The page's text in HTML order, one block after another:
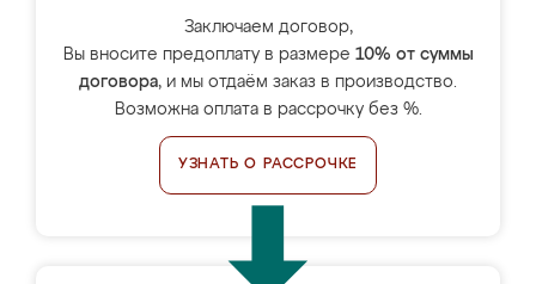
Заключаем договор,
Вы вносите предоплату в размере 10% от суммы
договора, и мы отдаём заказ в производство.
Возможна оплата в рассрочку без %.
УЗНАТЬ О РАССРОЧКЕ